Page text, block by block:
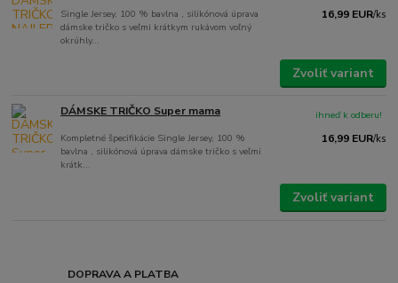
Single Jersey, 100 % bavlna , silikónová úprava
dámske tričko s veľmi krátkym rukávom voľný
okrúhly...
16,99 EUR/ks
Zvoliť variant
DÁMSKE TRIČKO Super mama
Kompletné špecifikácie Single Jersey, 100 %
bavlna , silikónová úprava dámske tričko s veľmi
krátk...
16,99 EUR/ks
ihneď k odberu!
Zvoliť variant
DOPRAVA A PLATBA